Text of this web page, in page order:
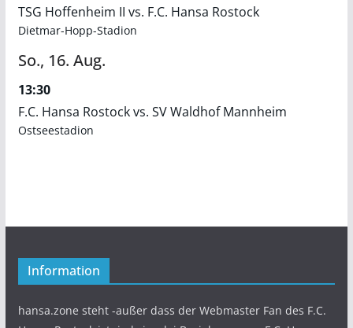
TSG Hoffenheim II vs. F.C. Hansa Rostock
Dietmar-Hopp-Stadion
So., 16. Aug.
13:30
F.C. Hansa Rostock vs. SV Waldhof Mannheim
Ostseestadion
Information
hansa.zone steht -außer dass der Webmaster Fan des F.C.